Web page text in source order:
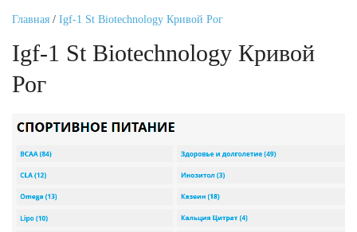
Главная / Igf-1 St Biotechnology Кривой Рог
Igf-1 St Biotechnology Кривой
Рог